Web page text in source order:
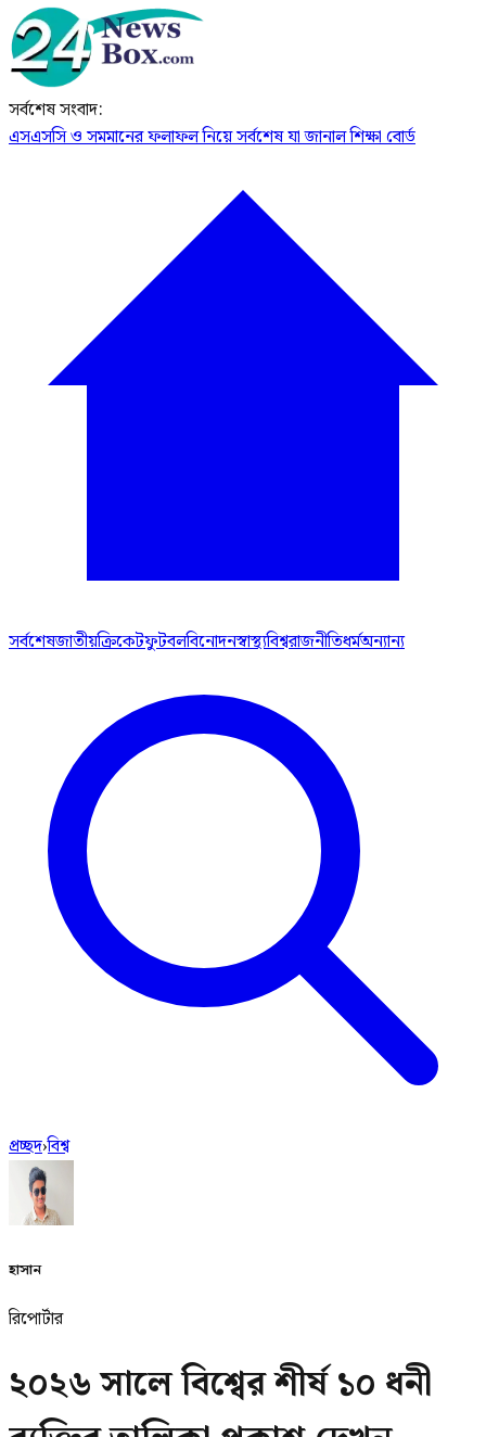
সর্বশেষ সংবাদ:
এসএসসি ও সমমানের ফলাফল নিয়ে সর্বশেষ যা জানাল শিক্ষা বোর্ড
সর্বশেষজাতীয়ক্রিকেটফুটবলবিনোদনস্বাস্থ্যবিশ্বরাজনীতিধর্মঅন্যান্য
প্রচ্ছদ›বিশ্ব
হাসান
রিপোর্টার
২০২৬ সালে বিশ্বের শীর্ষ ১০ ধনী